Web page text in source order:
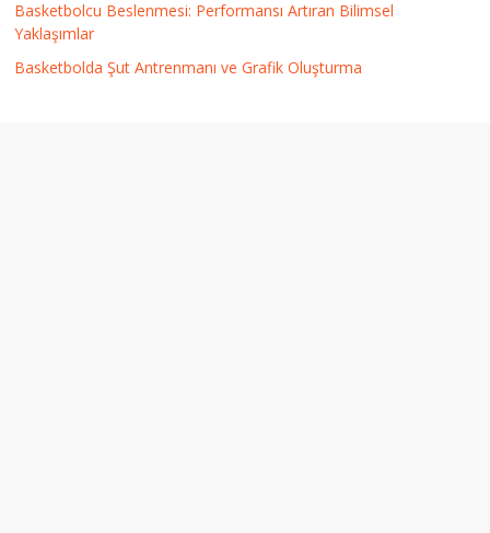
Basketbolcu Beslenmesi: Performansı Artıran Bilimsel
Yaklaşımlar
Basketbolda Şut Antrenmanı ve Grafik Oluşturma